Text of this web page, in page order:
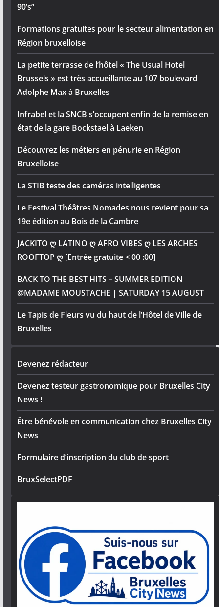
90’s”
Formations gratuites pour le secteur alimentation en
Région bruxelloise
La petite terrasse de l’hôtel « The Usual Hotel
Brussels » est très accueillante au 107 boulevard
Adolphe Max à Bruxelles
Infrabel et la SNCB s’occupent enfin de la remise en
état de la gare Bockstael à Laeken
Découvrez les métiers en pénurie en Région
Bruxelloise
La STIB teste des caméras intelligentes
Le Festival Théâtres Nomades nous revient pour sa
19e édition au Bois de la Cambre
JACKITO ღ LATINO ღ AFRO VIBES ღ LES ARCHES
ROOFTOP ღ [Entrée gratuite < 00 :00]
BACK TO THE BEST HITS – SUMMER EDITION
@MADAME MOUSTACHE | SATURDAY 15 AUGUST
Le Tapis de Fleurs vu du haut de l’Hôtel de Ville de
Bruxelles
Devenez rédacteur
Devenez testeur gastronomique pour Bruxelles City
News !
Être bénévole en communication chez Bruxelles City
News
Formulaire d’inscription du club de sport
BruxSelectPDF